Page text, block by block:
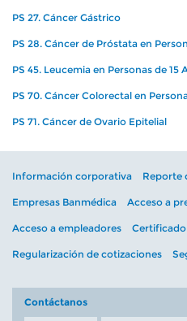
PS 27. Cáncer Gástrico
PS 28. Cáncer de Próstata en
PS 45. Leucemia en Personas de 15
PS 70. Cáncer Colorectal en
PS 71. Cáncer de Ovario Epitelial
Información corporativa Reporte
Empresas Banmédica Acceso a
Acceso a empleadores
Regularización de cotizaciones
Contáctanos